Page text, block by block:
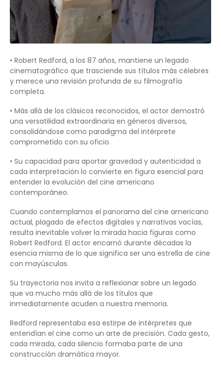
• Robert Redford, a los 87 años, mantiene un legado
cinematográfico que trasciende sus títulos más célebres
y merece una revisión profunda de su filmografía
completa.
• Más allá de los clásicos reconocidos, el actor demostró
una versatilidad extraordinaria en géneros diversos,
consolidándose como paradigma del intérprete
comprometido con su oficio.
• Su capacidad para aportar gravedad y autenticidad a
cada interpretación lo convierte en figura esencial para
entender la evolución del cine americano
contemporáneo.
Cuando contemplamos el panorama del cine americano
actual, plagado de efectos digitales y narrativas vacías,
resulta inevitable volver la mirada hacia figuras como
Robert Redford. El actor encarnó durante décadas la
esencia misma de lo que significa ser una estrella de cine
con mayúsculas.
Su trayectoria nos invita a reflexionar sobre un legado
que va mucho más allá de los títulos que
inmediatamente acuden a nuestra memoria.
Redford representaba esa estirpe de intérpretes que
entendían el cine como un arte de precisión. Cada gesto,
cada mirada, cada silencio formaba parte de una
construcción dramática mayor.